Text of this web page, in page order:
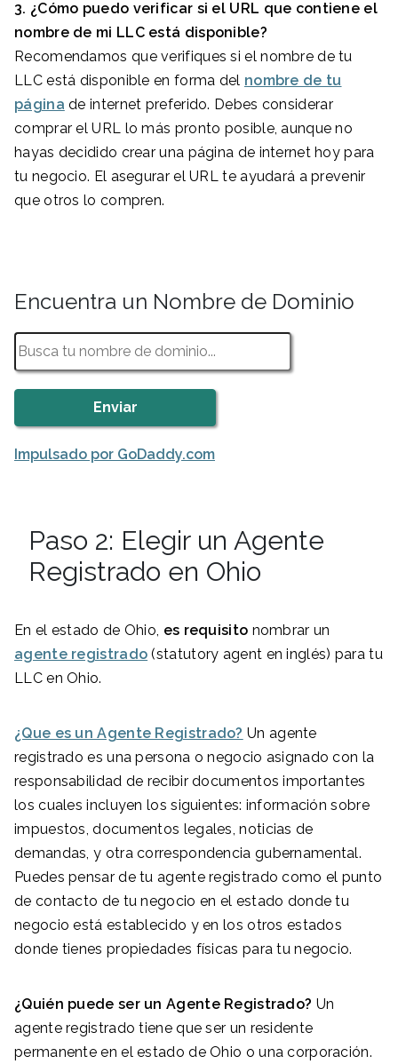
3. ¿Cómo puedo verificar si el URL que contiene el
nombre de mi LLC está disponible?
Recomendamos que verifiques si el nombre de tu
LLC está disponible en forma del nombre de tu
página de internet preferido. Debes considerar
comprar el URL lo más pronto posible, aunque no
hayas decidido crear una página de internet hoy para
tu negocio. El asegurar el URL te ayudará a prevenir
que otros lo compren.
Encuentra un Nombre de Dominio
Impulsado por GoDaddy.com
Paso 2: Elegir un Agente
Registrado en Ohio
En el estado de Ohio, es requisito nombrar un
agente registrado (statutory agent en inglés) para tu
LLC en Ohio.
¿Que es un Agente Registrado? Un agente
registrado es una persona o negocio asignado con la
responsabilidad de recibir documentos importantes
los cuales incluyen los siguientes: información sobre
impuestos, documentos legales, noticias de
demandas, y otra correspondencia gubernamental.
Puedes pensar de tu agente registrado como el punto
de contacto de tu negocio en el estado donde tu
negocio está establecido y en los otros estados
donde tienes propiedades físicas para tu negocio.
¿Quién puede ser un Agente Registrado? Un
agente registrado tiene que ser un residente
permanente en el estado de Ohio o una corporación.